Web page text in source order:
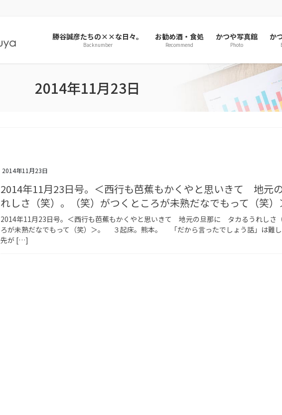
勝谷誠彦たちの××な日々。
Backnumber
お勧め酒・食処
Recommend
かつや写真館
Photo
か
2014年11月23日
2014年11月23日
2014年11月23日号。＜西行も芭蕉もかくやと思いきて 地元
れしさ（笑）。（笑）がつくところが未熟だなでもって（笑）
2014年11月23日号。＜西行も芭蕉もかくやと思いきて 地元の旦那に タカるうれしさ
ろが未熟だなでもって（笑）＞。 ３起床。熊本。 「だから言ったでしょう話」は難
先が […]